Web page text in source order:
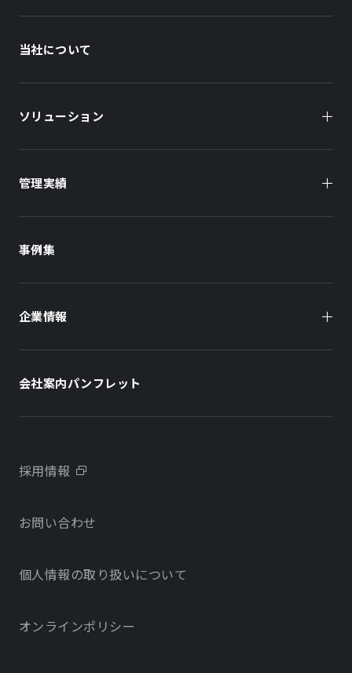
当社について
ソリューション
オーナー様向け
オフィスビル
住まい（社宅・賃貸住宅）
学校・教育施設
不動産開発をご検討の方へ
物件をお探しの方向け
オフィス・店舗をお探しの方へ
管理実績
住まい（賃貸住宅）
事例集
企業情報
会社案内パンフレット
採用情報
お問い合わせ
個人情報の取り扱いについて
オンラインポリシー